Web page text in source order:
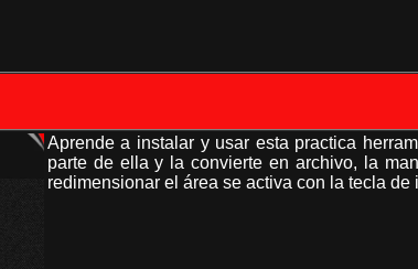
Aprende a instalar y usar esta practica
parte de ella y la convierte en archivo, la
redimensionar el área se activa con la tecla de